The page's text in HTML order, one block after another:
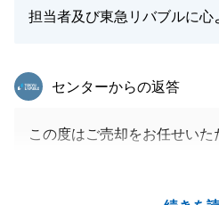
担当者及び東急リバブルに心
東急リバブル
センターからの返答
この度はご売却をお任せい